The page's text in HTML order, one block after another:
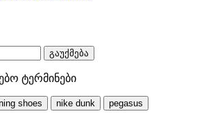
გაუქმება
ტერმინები
shoes nike dunk
pegasus